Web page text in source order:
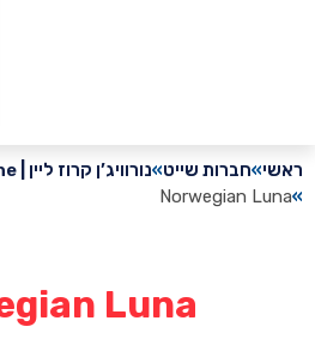
חברות שייט נורוויג’ן קרוז ליין | Norwegian Cruise Line
Norwegian
Luna